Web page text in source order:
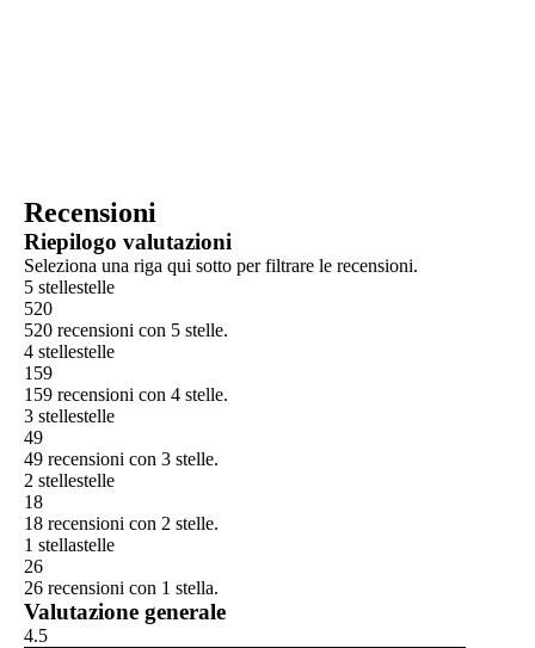
Recensioni
Riepilogo valutazioni
Seleziona una riga qui sotto per filtrare le recensioni.
5 stellestelle
520
520 recensioni con 5 stelle.
4 stellestelle
159
159 recensioni con 4 stelle.
3 stellestelle
49
49 recensioni con 3 stelle.
2 stellestelle
18
18 recensioni con 2 stelle.
1 stellastelle
26
26 recensioni con 1 stella.
Valutazione generale
4.5